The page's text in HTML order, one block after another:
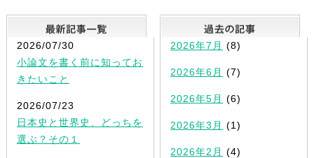
最新記事一覧
2026/07/30
小論文を書く前に知ってお
きたいこと
2026/07/23
日本史と世界史、どっちを
選ぶ？その１
2026年7月 (8)
2026年6月 (7)
2026年5月 (6)
2026年3月 (1)
2026年2月 (4)